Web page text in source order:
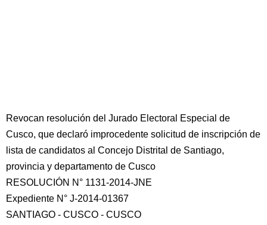
Revocan resolución del Jurado Electoral Especial de
Cusco, que declaró improcedente solicitud de inscripción de
lista de candidatos al Concejo Distrital de Santiago,
provincia y departamento de Cusco
RESOLUCIÓN N° 1131-2014-JNE
Expediente N° J-2014-01367
SANTIAGO - CUSCO - CUSCO